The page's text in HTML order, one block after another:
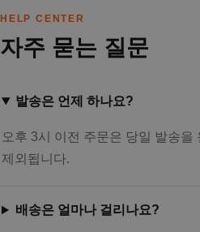
HELP CENTER
자주 묻는 질문
발송은 언제 하나요?
오후 3시 이전 주문은 당일 발송을
제외됩니다.
배송은 얼마나 걸리나요?